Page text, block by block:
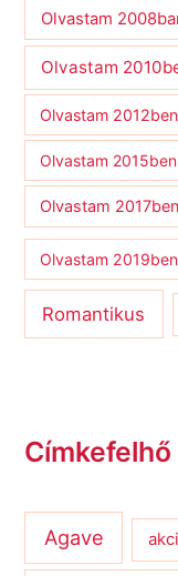
Olvastam
Olvastam
Olvastam 2012ben
Olvastam 2015ben
Olvastam 2017ben
Olvastam 2019ben
Romantikus
Címkefelhő
Agave